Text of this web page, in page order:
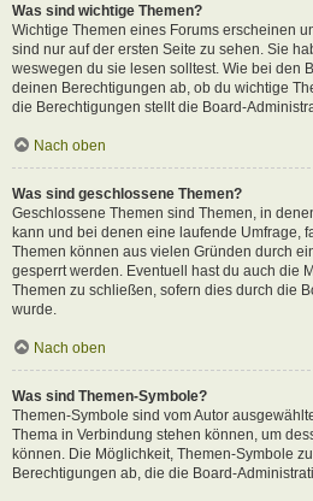
Was sind wichtige Themen?
Wichtige Themen eines Forums erscheinen
sind nur auf der ersten Seite zu sehen. Sie
weswegen du sie lesen solltest. Wie bei den
deinen Berechtigungen ab, ob du wichtige
die Berechtigungen stellt die Board-
Nach oben
Was sind geschlossene Themen?
Geschlossene Themen sind Themen, in
kann und bei denen eine laufende Umfrage,
Themen können aus vielen Gründen durch
gesperrt werden. Eventuell hast du auch die
Themen zu schließen, sofern dies durch die
wurde.
Nach oben
Was sind Themen-Symbole?
Themen-Symbole sind vom Autor
Thema in Verbindung stehen können, um
können. Die Möglichkeit, Themen-Symbole
Berechtigungen ab, die die Board-